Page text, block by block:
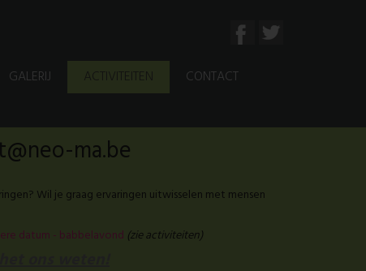
GALERIJ ACTIVITEITEN
CONTACT
ma.be
Wil je graag ervaringen uitwisselen met mensen
datum - babbelavond (zie activiteiten)